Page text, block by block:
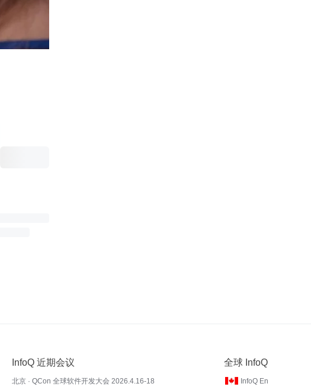
InfoQ 近期会议
北京 · QCon 全球软件开发大会 2026.4.16-18
全球 InfoQ
InfoQ En